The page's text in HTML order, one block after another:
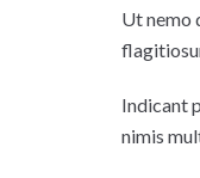
Ut nemo
Indicant
nimis